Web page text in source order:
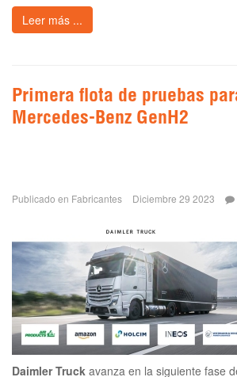
Leer más ...
Primera flota de pruebas
Mercedes-Benz GenH2
Publicado en Fabricantes Diciembre 29 2023
Daimler Truck avanza en la siguiente fase